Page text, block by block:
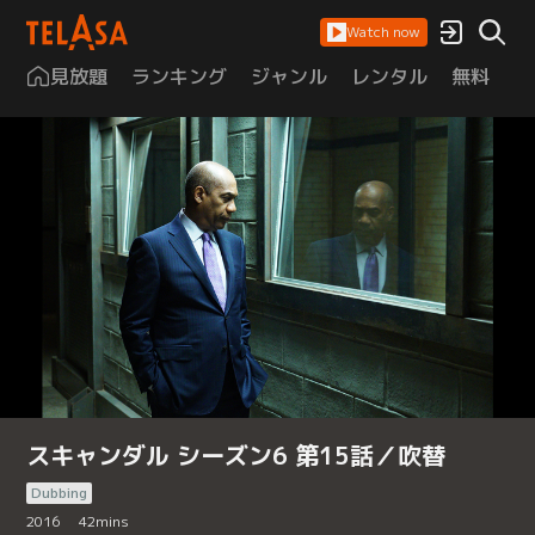
Watch now
見放題 ランキング ジャンル レンタル 無料
スキャンダル シーズン6 第15話／吹替
Dubbing
2016
42mins